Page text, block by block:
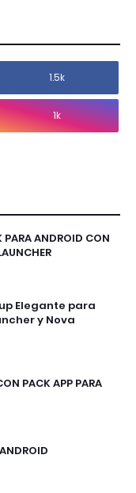
1.5k
1k
PARA ANDROID CON
Elegante para
y Nova
PACK APP PARA